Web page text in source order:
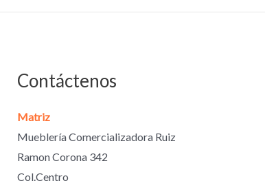
Contáctenos
Matriz
Mueblería Comercializadora Ruiz
Ramon Corona 342
Col.Centro